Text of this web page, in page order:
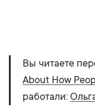
Вы читаете
About How
работали: